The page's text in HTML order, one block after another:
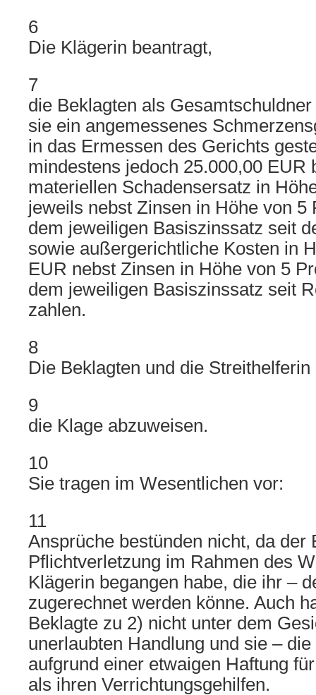
6
Die Klägerin beantragt,
7
die Beklagten als
sie ein angemessenes
in das Ermessen des Gerichts
mindestens jedoch 25.000,00 EUR
materiellen Schadensersatz in
jeweils nebst Zinsen in Höhe von 5
dem jeweiligen Basiszinssatz seit
sowie außergerichtliche Kosten in
EUR nebst Zinsen in Höhe von 5
dem jeweiligen Basiszinssatz seit
zahlen.
8
Die Beklagten und die Streithelferin
9
die Klage abzuweisen.
10
Sie tragen im Wesentlichen vor:
11
Ansprüche bestünden nicht, da der
Pflichtverletzung im Rahmen des
Klägerin begangen habe, die ihr –
zugerechnet werden könne. Auch
Beklagte zu 2) nicht unter dem
unerlaubten Handlung und sie –
aufgrund einer etwaigen Haftung
als ihren Verrichtungsgehilfen.